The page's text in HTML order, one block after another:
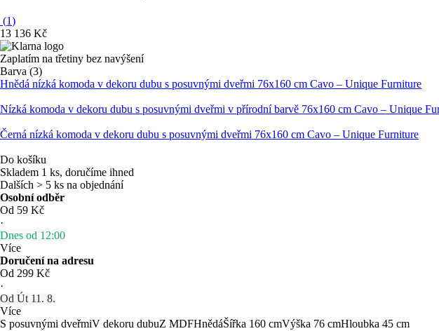
(1)
13 136 Kč
Zaplatím na třetiny bez navýšení
Barva (3)
Hnědá nízká komoda v dekoru dubu s posuvnými dveřmi 76x160 cm Cavo – Unique Furniture
Nízká komoda v dekoru dubu s posuvnými dveřmi v přírodní barvě 76x160 cm Cavo – Unique
Černá nízká komoda v dekoru dubu s posuvnými dveřmi 76x160 cm Cavo – Unique Furniture
Do košíku
Skladem 1 ks, doručíme ihned
Dalších > 5 ks na objednání
Osobní odběr
Od 59 Kč
·
Dnes od 12:00
Více
Doručení na adresu
Od 299 Kč
·
Od Út 11. 8.
Více
S posuvnými dveřmiV dekoru dubuZ MDFHnědáŠířka 160 cmVýška 76 cmHloubka 45 cm